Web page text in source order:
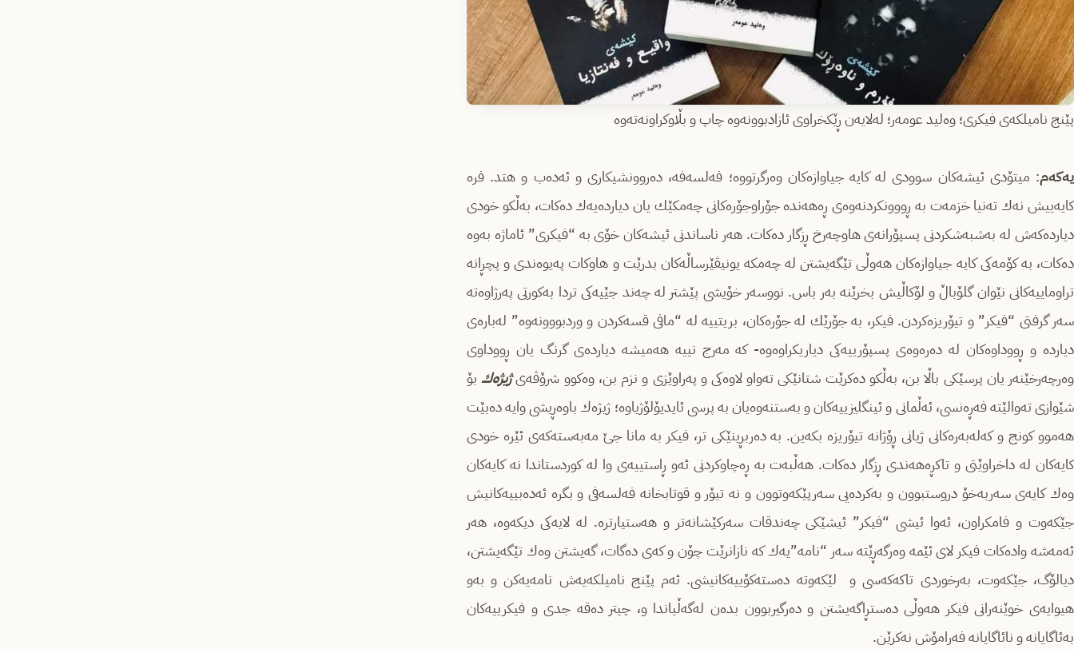
پێنج نامیلکەی فیکری؛ وەلید عومەر؛ لەلایەن ڕێکخراوی ئازادبوونەوە چاپ و بڵاوکراونەتەوە
یه‌كه‌م: میتۆدی ئیشه‌كان سوودی له‌ كایه جیاوازه‌كان وه‌رگرتووه‌؛ فه‌لسه‌فه‌، ده‌روونشیكاری و ئه‌ده‌ب و هتد. فره‌
كایه‌ییش نه‌ك ته‌نیا خزمه‌ت به‌ ڕووونكردنه‌وه‌ی ڕه‌هه‌نده‌ جۆراوجۆره‌كانی چه‌مكێك یان دیارده‌یه‌ك ده‌كات، به‌ڵكو خودی
دیارده‌كه‌ش له‌ به‌شبه‌شكردنی پسپۆرانه‌ی هاوچه‌رخ ڕزگار ده‌كات. هه‌ر ناساندنی ئیشه‌كان خۆی به‌ “فیكری” ئاماژه‌ به‌وه
ده‌كات، به‌ كۆمه‌كی كایه‌ جیاوازه‌كان هه‌وڵی تێگه‌یشتن له‌ چه‌مكه‌ یونیڤێرساڵه‌كان بدرێت و هاوكات په‌یوه‌ندی و پچڕانه‌
تراوماییه‌كانی نێوان گلۆباڵ و لۆكاڵیش بخرێنه ‌به‌ر باس. نووسه‌ر خۆیشی پێشتر له‌ چه‌ند جێیه‌كی تردا به‌كورتی په‌رژاوه‌ته‌
سه‌ر گرفتی “فیكر” و تیۆریزه‌كردن. فیكر، به ‌جۆرێك له‌ جۆره‌كان، بریتییه‌ له‌ “مافی قسه‌كردن و وردبووونه‌وه” له‌باره‌ی
دیارده‌ و ڕووداوه‌كان له‌ ده‌ره‌وه‌ی پسپۆرییه‌كی دیاریكراوه‌وه‌- كه‌ مه‌رج نییه‌ هه‌میشه‌ دیارده‌ی گرنگ یان ڕووداوی
وه‌رچه‌رخێنه‌ر یان پرسێكی باڵا بن، به‌ڵكو ده‌كرێت شتانێكی ته‌واو لاوه‌كی و په‌راوێزی و نزم بن، وه‌كوو شرۆڤه‌یژیژه‌كبۆ
شێوازی ته‌والێته‌ فه‌ڕه‌نسی، ئه‌ڵمانی و ئینگلیزییه‌كان و به‌ستنه‌وه‌یان به‌ پرسی ئایدیۆلۆژیاوه؛ ژیژه‌ك باوه‌ڕیشی وایه‌ ده‌بێت
هه‌موو كونج و كه‌له‌به‌ره‌كانی ژیانی ڕۆژانه‌ تیۆریزه‌ بكه‌ین. به‌ ده‌ربڕینێكی تر، فیكر به‌ مانا جێ مه‌به‌سته‌كه‌ی ئێره‌ خودی
كایه‌كان له‌ داخراوێتی و تاكڕه‌هه‌ندی ڕزگار ده‌كات. هه‌ڵبه‌ت به‌ ڕه‌چاوكردنی ئه‌و ڕاستییه‌ی وا له‌ كوردستاندا نه‌ كایه‌كان
وه‌ك كایه‌ی سه‌ربه‌خۆ دروستبوون و به‌كرده‌یی سه‌رپێكه‌وتوون و نه‌ تیۆر و قوتابخانه‌ فه‌لسه‌فی و بگره‌ ئه‌ده‌بییه‌كانیش
جێكه‌وت و فامكراون، ئه‌وا ئیشی “فیكر” ئیشێكی چه‌ندقات سه‌ركێشانه‌تر و هه‌ستیارتره‌. له‌ لایه‌كی دیكه‌وه‌، هه‌ر
ئه‌مه‌شه‌ واده‌كات فیكر لای ئێمه‌ وه‌رگه‌ڕێته‌ سه‌ر “نامه‌”یه‌ك كه‌ نازانرێت چۆن و كه‌ی ده‌گات، گه‌یشتن وه‌ك تێگه‌یشتن،
دیالۆگ، جێكه‌وت، به‌رخوردی تاكه‌كه‌سی و لێكه‌وته‌ ده‌سته‌كۆییه‌كانیشی. ئه‌م پێنج نامیلكه‌یه‌ش نامه‌یه‌كن و به‌و
هیوایه‌ی خوێنه‌رانی فیكر هه‌وڵی ده‌ستڕاگه‌یشتن و ده‌رگیربوون بده‌ن له‌گه‌ڵیاندا و، چیتر ده‌قه‌ جدی و فیكرییه‌كان
به‌ئاگایانه‌ و نائاگایانه‌ فه‌رامۆش نه‌كرێن.